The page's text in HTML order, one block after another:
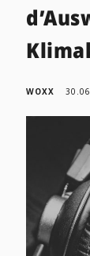
WOXX